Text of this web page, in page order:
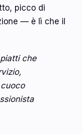
picco di
— è lì che il
che